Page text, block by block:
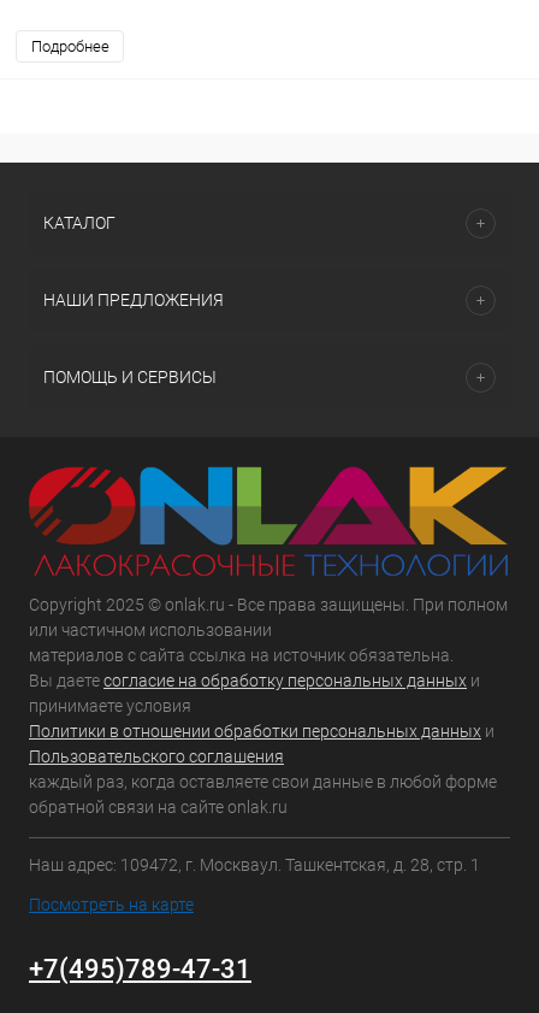
Подробнее
КАТАЛОГ
НАШИ ПРЕДЛОЖЕНИЯ
ПОМОЩЬ И СЕРВИСЫ
Copyright 2025 © onlak.ru - Все права защищены. При полном
или частичном использовании
материалов с сайта ссылка на источник обязательна.
Вы даетесогласие на обработку персональных данных и
принимаете условия
Политики в отношении обработки персональных данных и
Пользовательского соглашения
каждый раз, когда оставляете свои данные в любой форме
обратной связи на сайте onlak.ru
Наш адрес: 109472, г. Москваул. Ташкентская, д. 28, стр. 1
Посмотреть на карте
+7(495)789-47-31